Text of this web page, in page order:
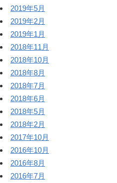
2019年5月
2019年2月
2019年1月
2018年11月
2018年10月
2018年8月
2018年7月
2018年6月
2018年5月
2018年2月
2017年10月
2016年10月
2016年8月
2016年7月